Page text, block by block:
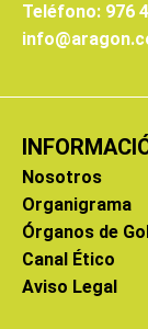
Teléfono: 976
Nosotros
Organigrama
Órganos de
Canal Ético
Aviso Legal